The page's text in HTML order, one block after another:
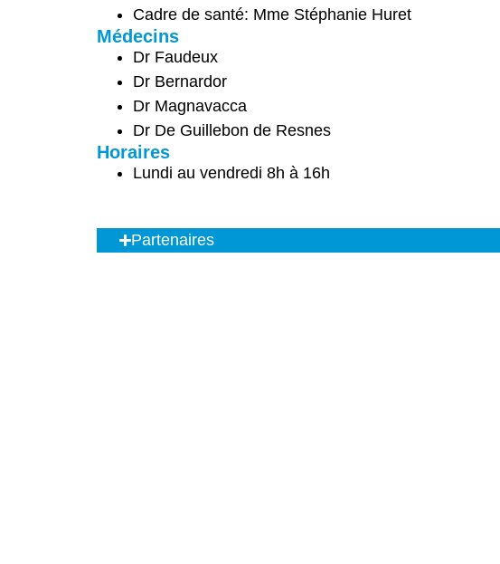
Cadre de santé: Mme Stéphanie Huret
Médecins
Dr Faudeux
Dr Bernardor
Dr Magnavacca
Dr De Guillebon de Resnes
Horaires
Lundi au vendredi 8h à 16h
Partenaires